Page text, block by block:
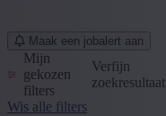
Maak een jobalert aan
Mijn
gekozen
filters
Verfijn
zoekresultaat
Wis alle filters